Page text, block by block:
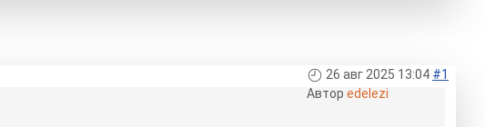
26 авг 2025 13:04 #1
Автор edelezi